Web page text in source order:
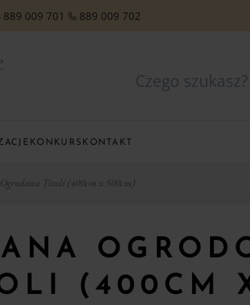
889 009 701 889 009 702
KONKURS KONTAKT
Tivoli (400cm x 500cm)
(400CM